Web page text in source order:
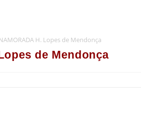
H. Lopes de Mendonça
de Mendonça